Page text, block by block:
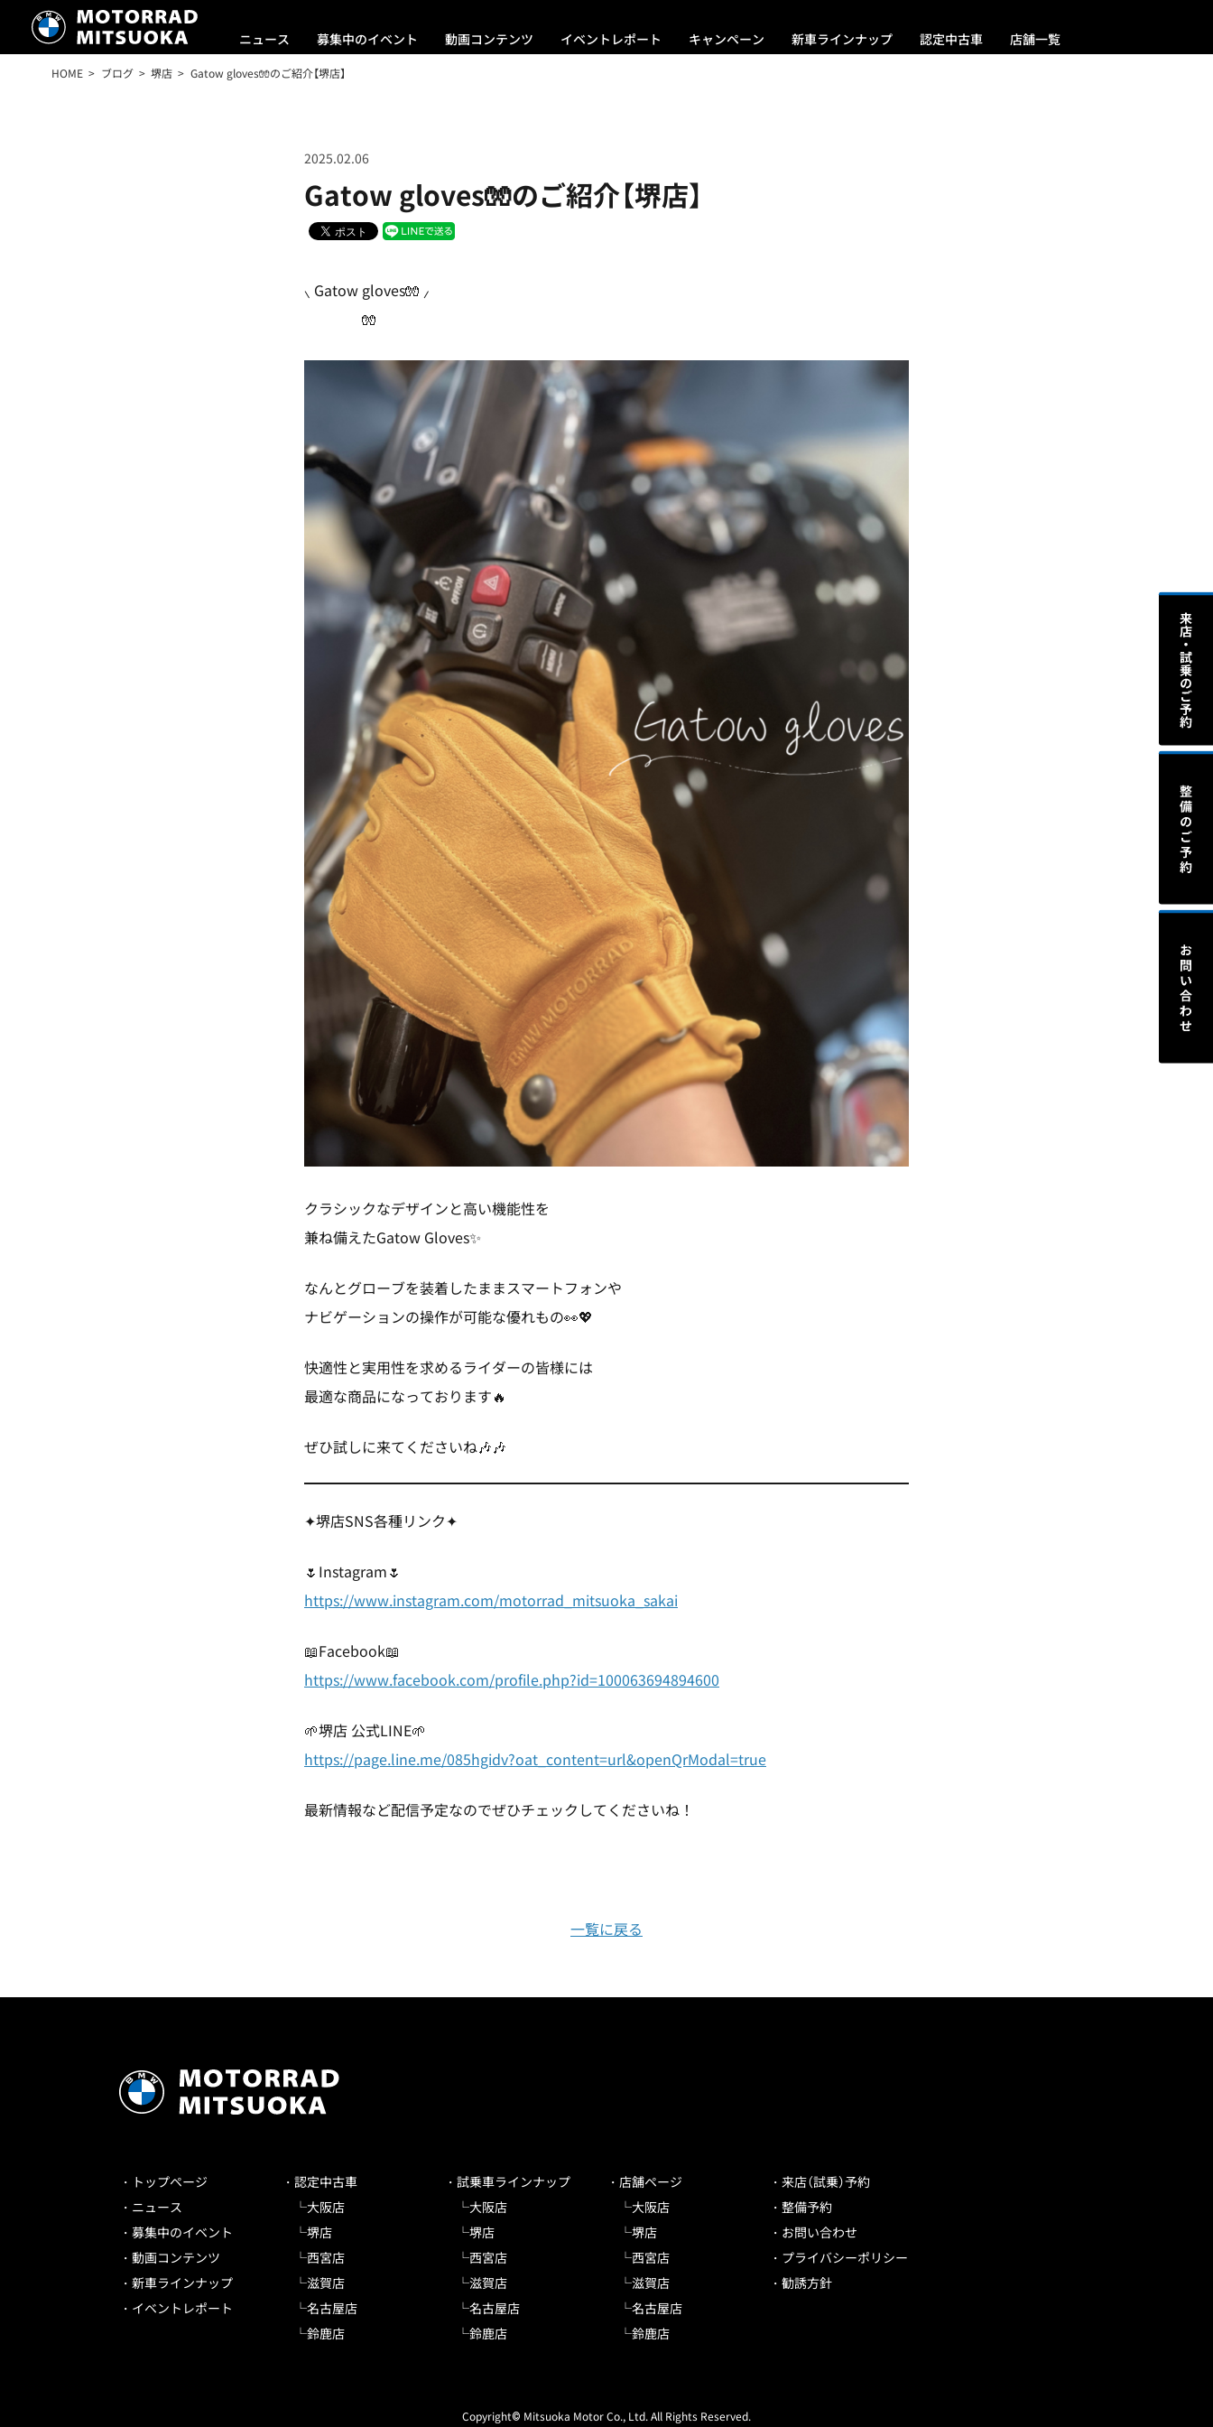
ニュース 募集中のイベント 動画コンテンツ イベントレポート キャンペーン 新車ラインナップ 認定中古車 店舗一覧
HOME ブログ 堺店 Gatow gloves🧤のご紹介【堺店】
Gatow gloves🧤のご紹介【堺店】
2025.02.06
⸜ Gatow gloves🧤 ⸝
🧤
クラシックなデザインと高い機能性を
兼ね備えたGatow Gloves✨
なんとグローブを装着したままスマートフォンや
ナビゲーションの操作が可能な優れもの👀💖
快適性と実用性を求めるライダーの皆様には
最適な商品になっております🔥
ぜひ試しに来てくださいね🎶🎶
✦堺店SNS各種リンク✦
🌷Instagram🌷
https://www.instagram.com/motorrad_mitsuoka_sakai
📖Facebook📖
https://www.facebook.com/profile.php?id=100063694894600
🌱堺店 公式LINE🌱
https://page.line.me/085hgidv?oat_content=url&openQrModal=true
最新情報など配信予定なのでぜひチェックしてくださいね！
一覧に戻る
トップページ
ニュース
募集中のイベント
動画コンテンツ
新車ラインナップ
イベントレポート
認定中古車
大阪店
堺店
西宮店
滋賀店
名古屋店
鈴鹿店
試乗車ラインナップ
大阪店
堺店
西宮店
滋賀店
名古屋店
鈴鹿店
店舗ページ
大阪店
堺店
西宮店
滋賀店
名古屋店
鈴鹿店
来店（試乗）予約
整備予約
お問い合わせ
プライバシーポリシー
勧誘方針
Copyright© Mitsuoka Motor Co., Ltd. All Rights Reserved.